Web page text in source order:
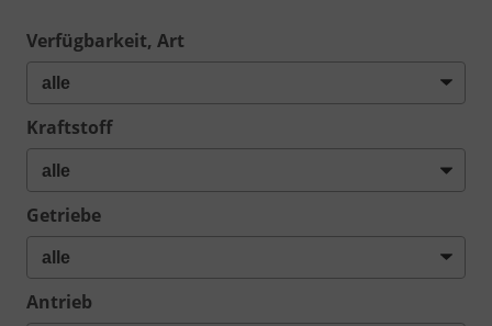
Verfügbarkeit, Art
Kraftstoff
Getriebe
Antrieb